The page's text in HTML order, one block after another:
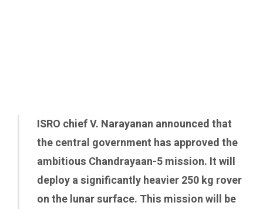
ISRO chief V. Narayanan announced that
the central government has approved the
ambitious Chandrayaan-5 mission. It will
deploy a significantly heavier 250 kg rover
on the lunar surface. This mission will be